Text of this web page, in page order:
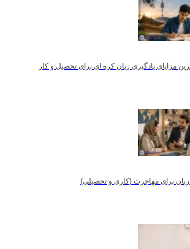
زبان برای مهاجرت (کاری و تحصیلی)